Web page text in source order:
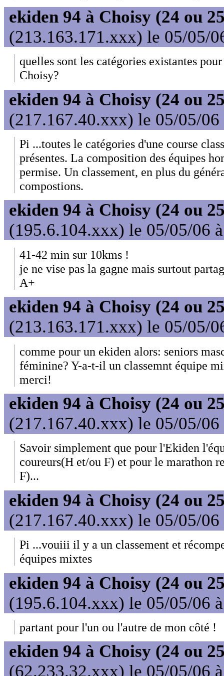
ekiden 94 à Choisy (24 ou
(213.163.171.xxx) le 05/05/
quelles sont les catégories existantes
Choisy?
ekiden 94 à Choisy (24 ou
(217.167.40.xxx) le 05/05/06
Pi ...toutes le catégories d'une course
présentes. La composition des équipes
permise. Un classement, en plus du
compostions.
ekiden 94 à Choisy (24 ou
(195.6.104.xxx) le 05/05/06
41-42 min sur 10kms !
je ne vise pas la gagne mais surtout
A+
ekiden 94 à Choisy (24 ou
(213.163.171.xxx) le 05/05/
comme pour un ekiden alors: seniors
féminine? Y-a-t-il un classemnt équipe
merci!
ekiden 94 à Choisy (24 ou
(217.167.40.xxx) le 05/05/06
Savoir simplement que pour l'Ekiden
coureurs(H et/ou F) et pour le marathon
F)...
ekiden 94 à Choisy (24 ou
(217.167.40.xxx) le 05/05/06
Pi ...vouiii il y a un classement et
équipes mixtes
ekiden 94 à Choisy (24 ou
(195.6.104.xxx) le 05/05/06
partant pour l'un ou l'autre de mon côté !
ekiden 94 à Choisy (24 ou
(62.233.32.xxx) le 05/05/06